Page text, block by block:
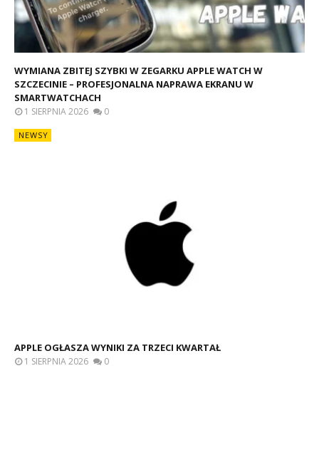
WYMIANA ZBITEJ SZYBKI W ZEGARKU APPLE WATCH W
SZCZECINIE – PROFESJONALNA NAPRAWA EKRANU W
SMARTWATCHACH
1 SIERPNIA 2026 0
NEWSY
APPLE OGŁASZA WYNIKI ZA TRZECI KWARTAŁ
1 SIERPNIA 2026 0